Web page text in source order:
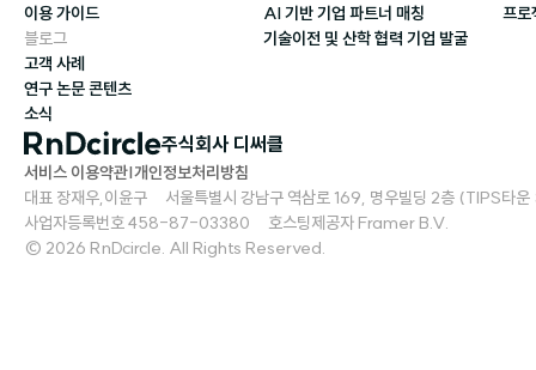
이용 가이드
블로그
고객 사례
연구 논문 콘텐츠
소식
AI 기반 기업 파트너 매칭
기술이전 및 산학 협력 기업 발굴
프로
주식회사 디써클
서비스 이용약관|개인정보처리방침
대표 장재우,이윤구     서울특별시 강남구 역삼로 169, 명우빌딩 2층
사업자등록번호 458-87-03380     호스팅제공자 Framer B.V.
© 2026 RnDcircle. All Rights Reserved.